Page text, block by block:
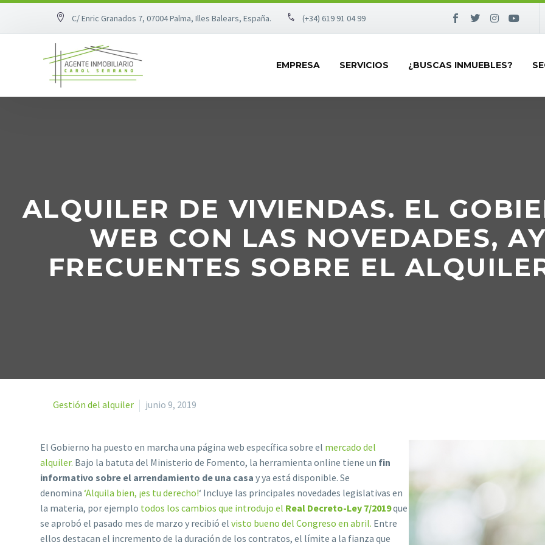
C/ Enric Granados 7, 07004 Palma, Illes Balears, España. (+34) 619 91 04 99
EMPRESA SERVICIOS ¿BUSCAS INMUEBLES?
ALQUILER DE VIVIENDAS. EL
WEB CON LAS NOVEDADES,
FRECUENTES SOBRE EL
Gestión del alquiler junio 9, 2019
El Gobierno ha puesto en marcha una página web específica sobre el mercado del
alquiler. Bajo la batuta del Ministerio de Fomento, la herramienta online tiene un fin
informativo sobre el arrendamiento de una casa y ya está disponible. Se
denomina ‘Alquila bien, ¡es tu derecho!‘ Incluye las principales novedades legislativas en
la materia, por ejemplo todos los cambios que introdujo el Real Decreto-Ley 7/2019que
se aprobó el pasado mes de marzo y recibió el visto bueno del Congreso en abril. Entre
ellos destacan el incremento de la duración de los contratos, el límite a la fianza que